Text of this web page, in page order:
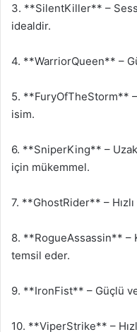
3. **SilentKiller** –
idealdir.
4. **WarriorQueen** –
5. **FuryOfTheStorm**
isim.
6. **SniperKing** –
için mükemmel.
7. **GhostRider** –
8. **RogueAssassin** –
temsil eder.
9. **IronFist** – Güçlü
10. **ViperStrike** –